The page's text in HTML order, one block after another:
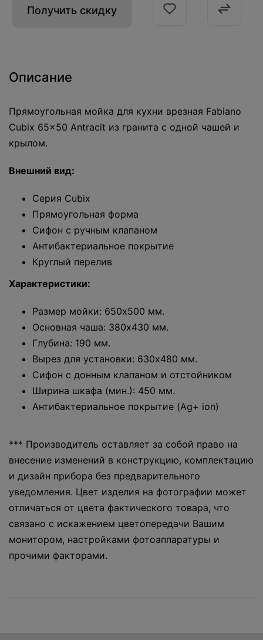
Получить скидку
Описание
Прямоугольная мойка для кухни врезная Fabiano
Cubix 65x50 Antracit из гранита с одной чашей и
крылом.
Внешний вид:
Серия Cubix
Прямоугольная форма
Сифон с ручным клапаном
Антибактериальное покрытие
Круглый перелив
Характеристики:
Размер мойки: 650x500 мм.
Основная чаша: 380x430 мм.
Глубина: 190 мм.
Вырез для установки: 630x480 мм.
Сифон с донным клапаном и отстойником
Ширина шкафа (мин.): 450 мм.
Антибактериальное покрытие (Ag+ ion)
*** Производитель оставляет за собой право на
внесение изменений в конструкцию, комплектацию
и дизайн прибора без предварительного
уведомления. Цвет изделия на фотографии может
отличаться от цвета фактического товара, что
связано с искажением цветопередачи Вашим
монитором, настройками фотоаппаратуры и
прочими факторами.